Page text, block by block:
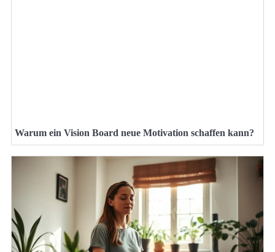
Warum ein Vision Board neue Motivation schaffen kann?